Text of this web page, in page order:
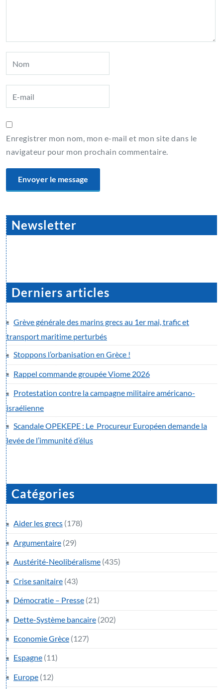
Enregistrer mon nom, mon e-mail et mon site dans le
navigateur pour mon prochain commentaire.
Newsletter
Derniers articles
Grève générale des marins grecs au 1er mai, trafic et
transport maritime perturbés
Stoppons l’orbanisation en Grèce !
Rappel commande groupée Viome 2026
Protestation contre la campagne militaire américano-
israélienne
Scandale OPEKEPE : Le Procureur Européen demande la
levée de l’immunité d’élus
Catégories
Aider les grecs (178)
Argumentaire (29)
Austérité-Neolibéralisme (435)
Crise sanitaire (43)
Démocratie – Presse (21)
Dette-Système bancaire (202)
Economie Grèce (127)
Espagne (11)
Europe (12)